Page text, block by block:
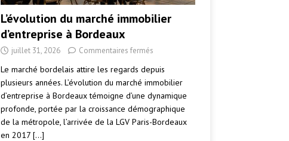
L’évolution du marché immobilier
d’entreprise à Bordeaux
juillet 31, 2026 Commentaires fermés
Le marché bordelais attire les regards depuis
plusieurs années. L’évolution du marché immobilier
d’entreprise à Bordeaux témoigne d’une dynamique
profonde, portée par la croissance démographique
de la métropole, l’arrivée de la LGV Paris-Bordeaux
en 2017 […]